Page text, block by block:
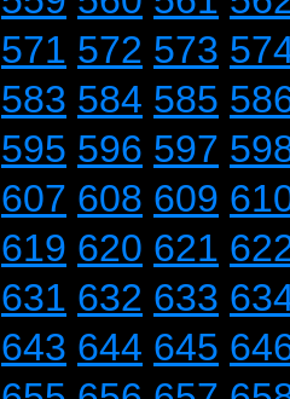
571 572 573
583 584 585
595 596 597
607 608 609
619 620 621
631 632 633
643 644 645